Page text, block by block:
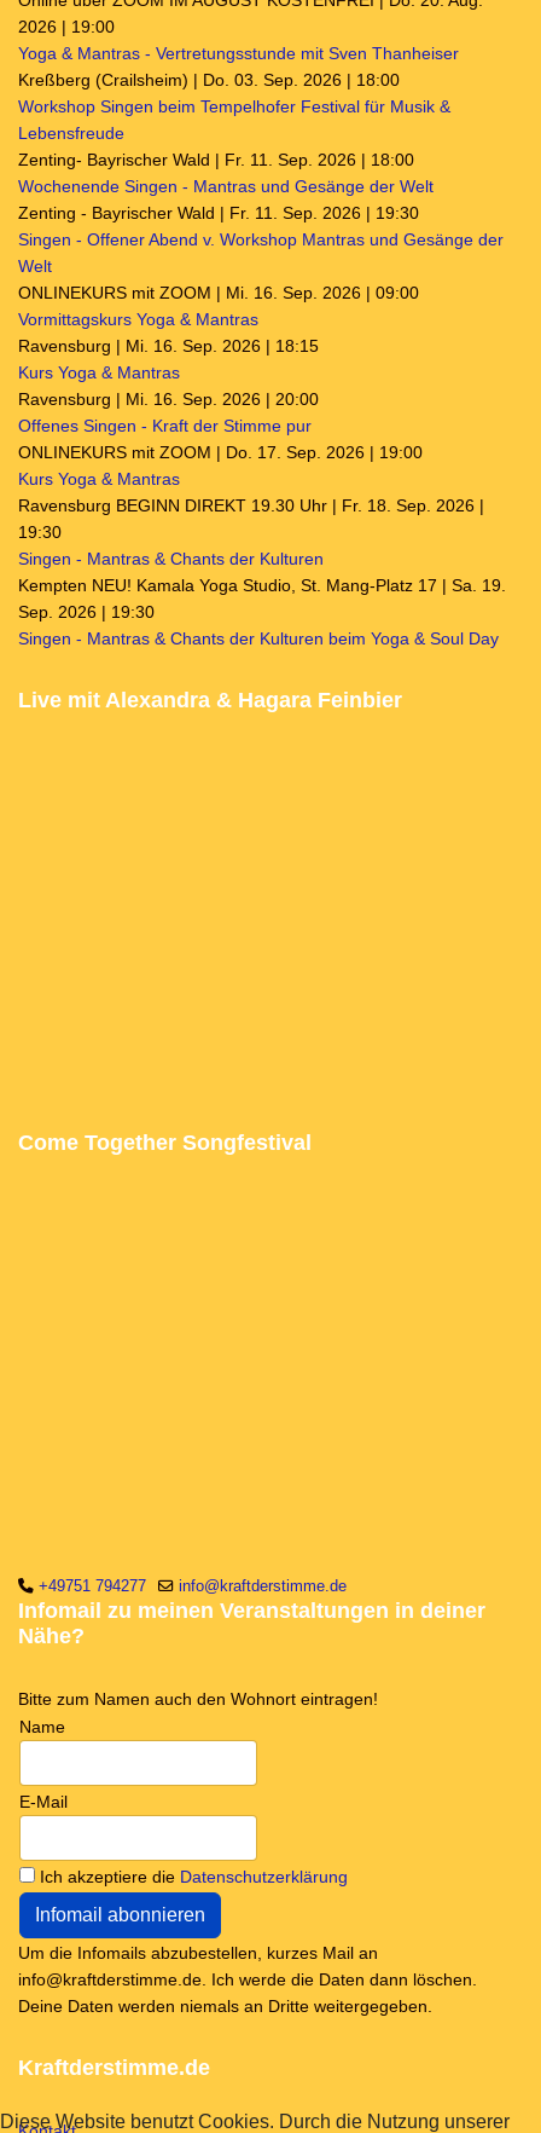
2026 | 19:00
Yoga & Mantras - Vertretungsstunde mit Sven Thanheiser
Kreßberg (Crailsheim) | Do. 03. Sep. 2026 | 18:00
Workshop Singen beim Tempelhofer Festival für Musik &
Lebensfreude
Zenting- Bayrischer Wald | Fr. 11. Sep. 2026 | 18:00
Wochenende Singen - Mantras und Gesänge der Welt
Zenting - Bayrischer Wald | Fr. 11. Sep. 2026 | 19:30
Singen - Offener Abend v. Workshop Mantras und Gesänge der
Welt
ONLINEKURS mit ZOOM | Mi. 16. Sep. 2026 | 09:00
Vormittagskurs Yoga & Mantras
Ravensburg | Mi. 16. Sep. 2026 | 18:15
Kurs Yoga & Mantras
Ravensburg | Mi. 16. Sep. 2026 | 20:00
Offenes Singen - Kraft der Stimme pur
ONLINEKURS mit ZOOM | Do. 17. Sep. 2026 | 19:00
Kurs Yoga & Mantras
Ravensburg BEGINN DIREKT 19.30 Uhr | Fr. 18. Sep. 2026 |
19:30
Singen - Mantras & Chants der Kulturen
Kempten NEU! Kamala Yoga Studio, St. Mang-Platz 17 | Sa. 19.
Sep. 2026 | 19:30
Singen - Mantras & Chants der Kulturen beim Yoga & Soul Day
Live mit Alexandra & Hagara Feinbier
Come Together Songfestival
+49751 794277 info@kraftderstimme.de
Infomail zu meinen Veranstaltungen in deiner
Nähe?
Bitte zum Namen auch den Wohnort eintragen!
Name
E-Mail
Ich akzeptiere die Datenschutzerklärung
Um die Infomails abzubestellen, kurzes Mail an
info@kraftderstimme.de. Ich werde die Daten dann löschen.
Deine Daten werden niemals an Dritte weitergegeben.
Kraftderstimme.de
Diese Website benutzt Cookies. Durch die Nutzung unserer